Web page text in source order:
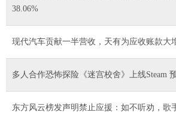
38.06%
现代汽车贡献一半营收，天有为应收账款大
多人合作恐怖探险《迷宫校舍》上线Steam
东方风云榜发声明禁止应援：如不听劝，歌